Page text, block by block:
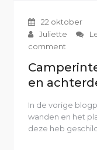
22 oktober
Juliette
comment
en
In de vorige
wanden en het
deze heb